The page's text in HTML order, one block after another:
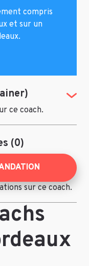
compris
et sur un
ce coach.
(0)
sur ce coach.